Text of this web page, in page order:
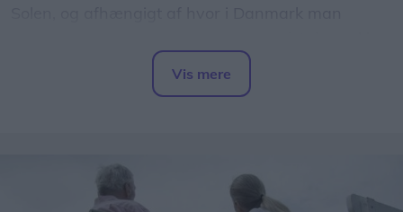
før solnedgang, hvilket giver gode muligheder for
at opleve fænomenet fra steder med frit udsyn
Vis mere